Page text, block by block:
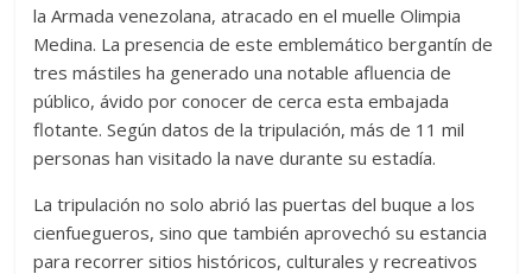
la Armada venezolana, atracado en el muelle Olimpia
Medina. La presencia de este emblemático bergantín de
tres mástiles ha generado una notable afluencia de
público, ávido por conocer de cerca esta embajada
flotante. Según datos de la tripulación, más de 11 mil
personas han visitado la nave durante su estadía.
La tripulación no solo abrió las puertas del buque a los
cienfuegueros, sino que también aprovechó su estancia
para recorrer sitios históricos, culturales y recreativos